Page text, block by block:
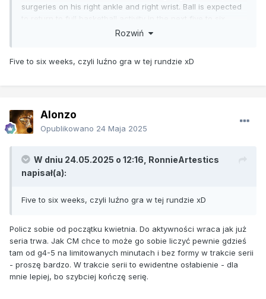
surgeries on his right ankle and right wrist. Ball is expected
weeks and make a full recovery, the team said.
Rozwiń
Five to six weeks, czyli luźno gra w tej rundzie xD
Alonzo
Opublikowano 24 Maja 2025
W dniu 24.05.2025 o 12:16, RonnieArtestics
napisał(a):
Five to six weeks, czyli luźno gra w tej rundzie xD
Policz sobie od początku kwietnia. Do aktywności wraca jak już
seria trwa. Jak CM chce to może go sobie liczyć pewnie gdzieś
tam od g4-5 na limitowanych minutach i bez formy w trakcie serii
- proszę bardzo. W trakcie serii to ewidentne osłabienie - dla
mnie lepiej, bo szybciej kończę serię.